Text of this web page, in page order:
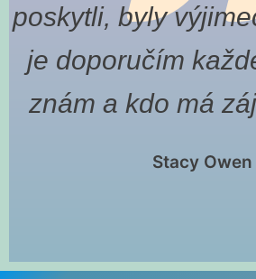
poskytli, byly
je doporučím
znám a kdo má
Stacy Owen